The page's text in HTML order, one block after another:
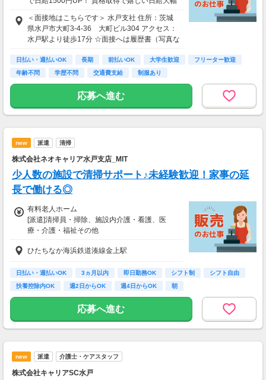
UP☆ ＜サンエス警備保障特別給付金＞ 交通誘
導2級または指導教育責任者の資格をお持ちの
方には10万円を特別給付金としてプレゼント！
※30勤務で3万円、60勤務で7万円 ※規定あり
金をおろせる！ 仕事が終わってから給料をもら
いに行く手間は不要♪ ＜研修あり＞ ・資格なし
未経験者：研修20H 26250円 ※規定あり ・経
験1年以上（直近3年以内）：研修7H ※規定
あり └合計60000円支給（特別給付金の支給者
は対象外） └交通誘導2級以上の資格を所持さ
れている方は新任研修免除（現任研修はあり/6
h）
＜面接地はこちらです＞ 水戸支社 住所：茨城
県水戸市大町3-4-36 大町ビル304 アクセス：
水戸駅より徒歩17分 ☆面接へは履歴書（写真な
しでOK）をご持参ください。
日払い・週払いOK 長期 前払いOK 大学生歓迎
フリーター歓迎
年齢不問
学歴不問 交通費支給 制服あり
応募へ進む
new 派遣 清掃
株式会社ネオキャリア水戸支店_MIT
少人数の施設で清掃サポート♪未経験歓迎！家事の延
長で働ける◎
有料老人ホーム
[派遣]清掃員・掃除、施設内介護・看護、医
療・介護・福祉その他
[派遣]時給1,500円
【経験・お持ちの資格によって異なります】
■未経験の方（無資格）：時給1500円～
■未経験の方（有資格）：時給1500円～
■経験者（無資格）：時給1650円～
■介護福祉士：時給1700円
※22時～翌5時の就労は深夜時給適用
【月給例】
ひたちなか海浜鉄道湊線金上駅
日払い・週払いOK 3ヵ月以内 即日勤務OK シフト制
シフト自由
扶養控除内OK
週2日からOK 週4日からOK 朝
応募へ進む
new 派遣 介護士・ケアスタッフ
株式会社キャリアSC水戸